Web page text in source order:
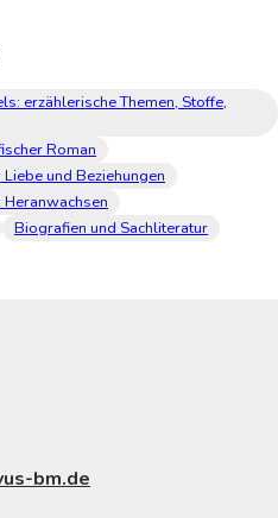
erzählerische Themen, Stoffe,
Roman
und Beziehungen
Biografien und Sachliteratur
bm.de